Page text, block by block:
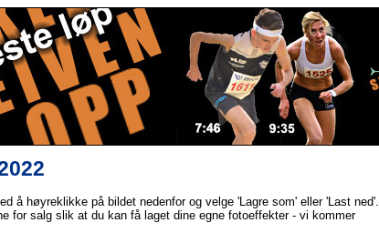
å høyreklikke på bildet nedenfor og velge 'Lagre som' eller 'Last ned'.
for salg slik at du kan få laget dine egne fotoeffekter - vi kommer